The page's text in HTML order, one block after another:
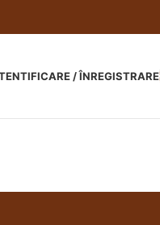
/ ÎNREGISTRARE